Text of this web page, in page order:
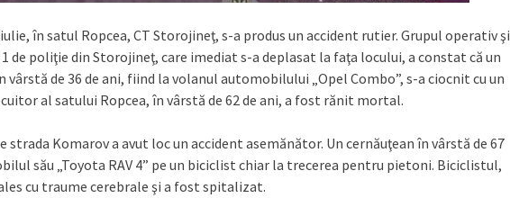
în satul Ropcea, CT Storojineţ, s-a produs un accident rutier. Grupul operativ şi
1 de poliţie din Storojineţ, care imediat s-a deplasat la faţa locului, a constat că un
vârstă de 36 de ani, fiind la volanul automobilului „Opel Combo”, s-a ciocnit cu un
al satului Ropcea, în vârstă de 62 de ani, a fost rănit mortal.
strada Komarov a avut loc un accident asemănător. Un cernăuţean în vârstă de 67
său „Toyota RAV 4” pe un biciclist chiar la trecerea pentru pietoni. Biciclistul,
cu traume cerebrale şi a fost spitalizat.